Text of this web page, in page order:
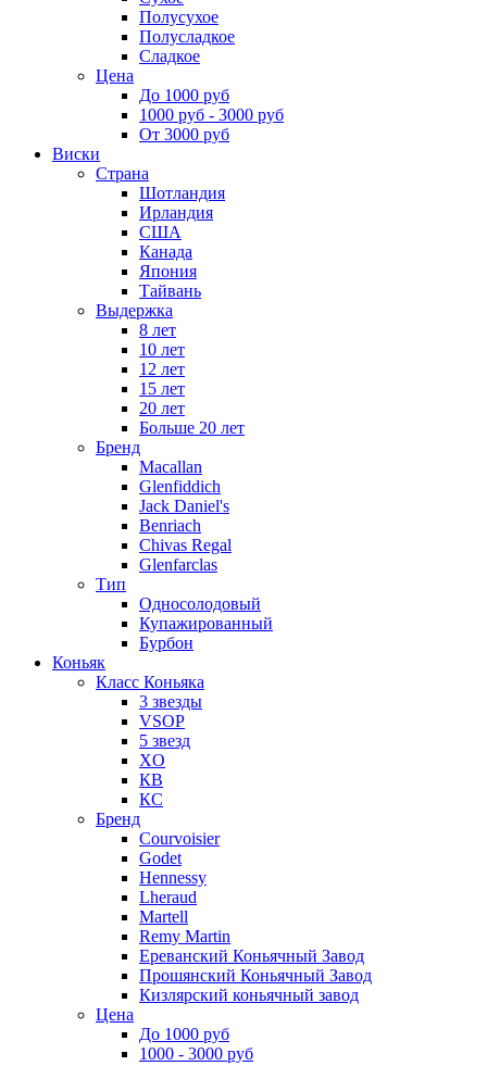
Полусухое
Полусладкое
Сладкое
Цена
До 1000 руб
1000 руб - 3000 руб
От 3000 руб
Виски
Страна
Шотландия
Ирландия
США
Канада
Япония
Тайвань
Выдержка
8 лет
10 лет
12 лет
15 лет
20 лет
Больше 20 лет
Бренд
Macallan
Glenfiddich
Jack Daniel's
Benriach
Chivas Regal
Glenfarclas
Тип
Односолодовый
Купажированный
Бурбон
Коньяк
Класс Коньяка
3 звезды
VSOP
5 звезд
XO
КВ
КС
Бренд
Courvoisier
Godet
Hennessy
Lheraud
Martell
Remy Martin
Ереванский Коньячный Завод
Прошянский Коньячный Завод
Кизлярский коньячный завод
Цена
До 1000 руб
1000 - 3000 руб